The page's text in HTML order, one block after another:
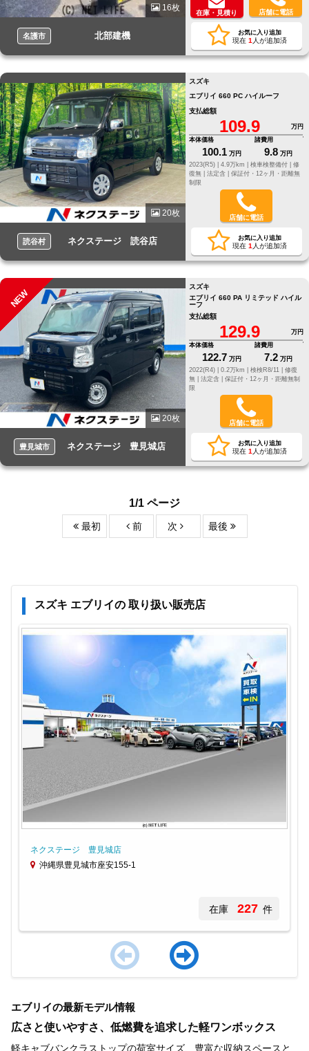
16枚
名護市 北部建機
在庫・見積り 店舗に電話
お気に入り追加
現在 1 人が追加済
20枚
読谷村 ネクステージ 読谷店
スズキ
エブリイ 660 PC ハイルーフ
支払総額
109.9
万円
本体価格
100.1 万円
諸費用
9.8 万円
2023(R5) |
4.9万km | 検車検整備付 | 修
復無 | 法定含 | 保証付・12ヶ月・距離無
制限
店舗に電話
お気に入り追加
現在 1 人が追加済
NEW
20枚
豊見城市 ネクステージ 豊見城店
スズキ
エブリイ 660 PA リミテッド ハイル
ーフ
支払総額
129.9
万円
本体価格
122.7 万円
諸費用
7.2 万円
2022(R4) |
0.2万km | 検検R8/11 | 修復
無 | 法定含 | 保証付・12ヶ月・距離無制
限
店舗に電話
お気に入り追加
現在 1 人が追加済
1/1 ページ
最初 前 次 最後
スズキ エブリイの 取り扱い販売店
ネクステージ 豊見城店
沖縄県豊見城市座安155-1
在庫 227 件
of
エブリイの最新モデル情報
広さと使いやすさ、低燃費を追求した軽ワンボックス
軽キャブバンクラストップの荷室サイズ、豊富な収納スペースと